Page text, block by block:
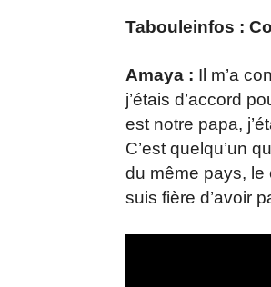
Tabouleinfos :
Amaya : Il m’a
j’étais d’accord
est notre papa,
C’est quelqu’un
du même pays, le
suis fière d’avoir